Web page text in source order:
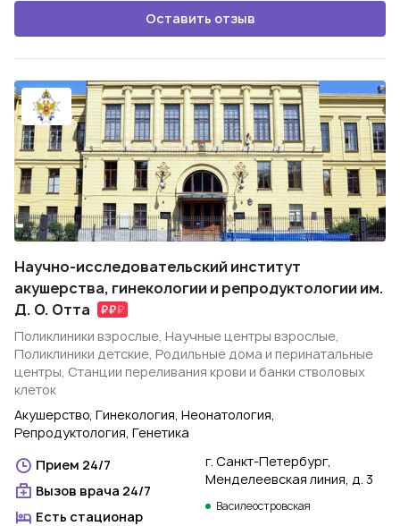
Оставить отзыв
Научно-исследовательский институт
акушерства, гинекологии и репродуктологии им.
Д. О. Отта
Поликлиники взрослые, Научные центры взрослые,
Поликлиники детские, Родильные дома и перинатальные
центры, Станции переливания крови и банки стволовых
клеток
Акушерство, Гинекология, Неонатология,
Репродуктология, Генетика
Прием 24/7
Вызов врача 24/7
Есть стационар
г. Санкт-Петербург,
Менделеевская линия, д. 3
Василеостровская